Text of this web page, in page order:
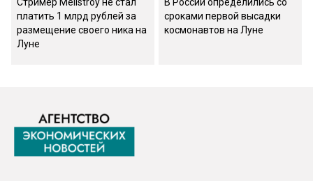
платить 1 млрд рублей за
размещение своего ника на
Луне
сроками первой высадки
космонавтов на Луне